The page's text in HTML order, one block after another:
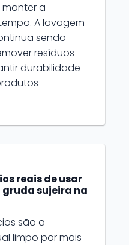
a
A lavagem
sendo
resíduos
durabilidade
reais de usar
sujeira na
são a
limpo por mais